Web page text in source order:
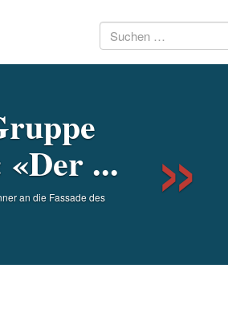
Suchen
...
an die Fassade des